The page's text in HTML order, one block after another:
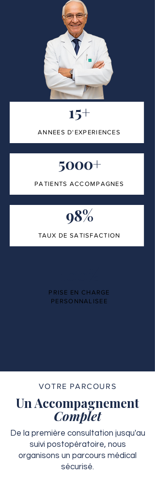
15+
ANNEES D'EXPERIENCES
5000+
PATIENTS ACCOMPAGNES
98%
TAUX DE SATISFACTION
PRISE EN CHARGE
PERSONNALISEE
VOTRE PARCOURS
Un Accompagnement
Complet
De la première consultation jusqu'au
suivi postopératoire, nous
organisons un parcours médical
sécurisé.